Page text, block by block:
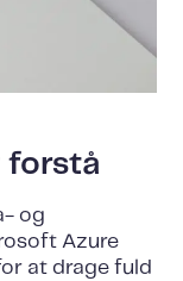
forstå
og
Azure
at drage fuld